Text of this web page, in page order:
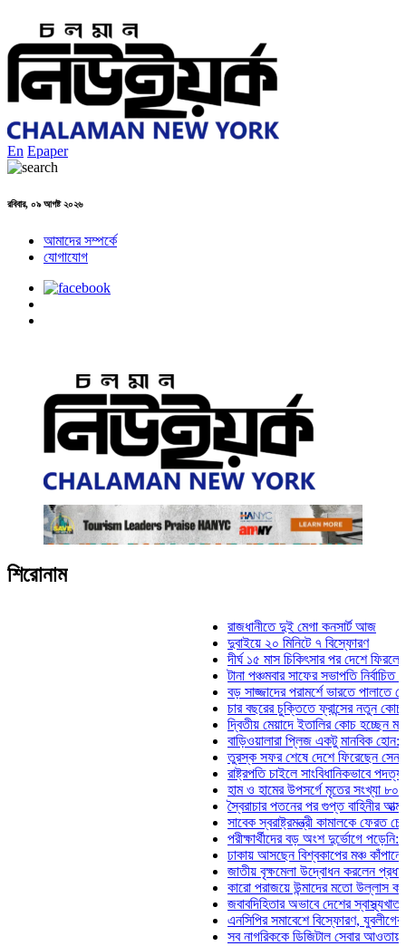
En Epaper
রবিবার, ০৯ আগষ্ট ২০২৬
আমাদের সম্পর্কে
যোগাযোগ
শিরোনাম
রাজধানীতে দুই মেগা কনসার্ট আজ
দুবাইয়ে ২০ মিনিটে ৭ বিস্ফোরণ
দীর্ঘ ১৫ মাস চিকিৎসার পর দেশে ফিরলেন
টানা পঞ্চমবার সাফের সভাপতি নির্বাচিত কাজী
বড় সাজ্জাদের পরামর্শে ভারতে পালাতে
চার বছরের চুক্তিতে ফ্রান্সের নতুন কোচ জিদান
দ্বিতীয় মেয়াদে ইতালির কোচ হচ্ছেন মানচিনি
বাড়িওয়ালারা প্লিজ একটু মানবিক হোন: মনিরা
তুরস্ক সফর শেষে দেশে ফিরেছেন সেনাপ্রধান
রাষ্ট্রপতি চাইলে সাংবিধানিকভাবে পদত্যাগ
হাম ও হামের উপসর্গে মৃতের সংখ্যা ৮০০ ছাড়াল
স্বৈরাচার পতনের পর গুপ্ত বাহিনীর আত্মপ্রকাশ:
সাবেক স্বরাষ্ট্রমন্ত্রী কামালকে ফেরত চেয়ে
পরীক্ষার্থীদের বড় অংশ দুর্ভোগে পড়েনি: ড.
ঢাকায় আসছেন বিশ্বকাপের মঞ্চ কাঁপানো সেই
জাতীয় বৃক্ষমেলা উদ্বোধন করলেন প্রধানমন্ত্রী
কারো পরাজয়ে উন্মাদের মতো উল্লাস করতে হয়
জবাবদিহিতার অভাবে দেশের স্বাস্থ্যখাত নানা
এনসিপির সমাবেশে বিস্ফোরণ, যুবলীগের দুই
সব নাগরিককে ডিজিটাল সেবার আওতায় আনতে